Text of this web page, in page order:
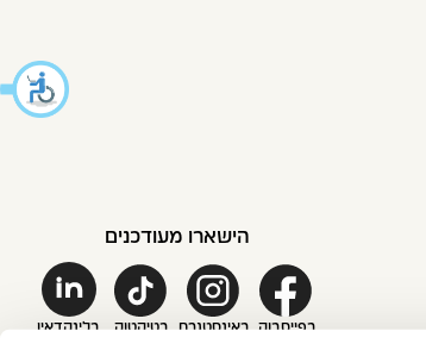
הישארו מעודכנים
בפייסבוק באינסטגרם בטיקטוק בלינקדאין